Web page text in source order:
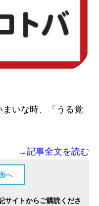
いな時、「うる覚
→記事全文を読む
へ
サイトからご購読くださ